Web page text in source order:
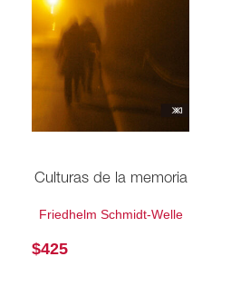
Culturas de la memoria
Friedhelm Schmidt-Welle
$425